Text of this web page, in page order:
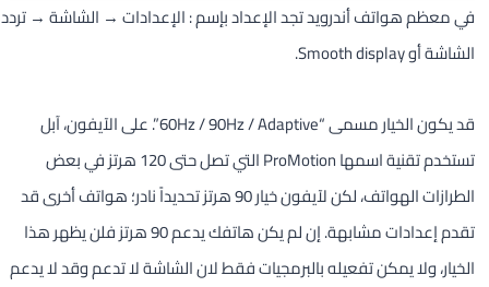
في معظم هواتف أندرويد تجد الإعداد بإسم : الإعدادات → الشاشة → تردد
الشاشة أو Smooth display.
قد يكون الخيار مسمى “60Hz / 90Hz / Adaptive”. على الآيفون، آبل
تستخدم تقنية اسمها ProMotion التي تصل حتى 120 هرتز في بعض
الطرازات الهواتف، لكن لآيفون خيار 90 هرتز تحديداً نادر؛ هواتف أخرى قد
تقدم إعدادات مشابهة. إن لم يكن هاتفك يدعم 90 هرتز فلن يظهر هذا
الخيار، ولا يمكن تفعيله بالبرمجيات فقط لان الشاشة لا تدعم وقد لا يدعم